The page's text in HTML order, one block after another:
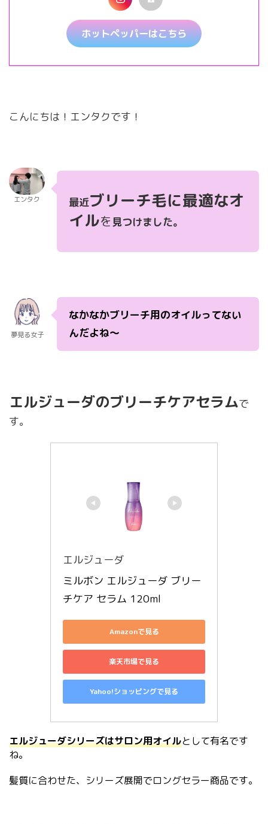
ホットペッパーはこちら
こんにちは！エンタクです！
エンタク 最近ブリーチ毛に最適なオ
イルを 見つけました。
夢見る女子
なかなかブリーチ用のオイルってない
んだよね〜
エルジューダのブリーチケアセラムで
す。
エルジューダ
ミルボン エルジューダ ブリー
チケア セラム 120ml
Amazonで見る
楽天市場で見る
Yahoo!ショッピングで見る
エルジューダシリーズはサロン用オイルとして有名です
ね。
髪質に合わせた、シリーズ展開でロングセラー商品です。